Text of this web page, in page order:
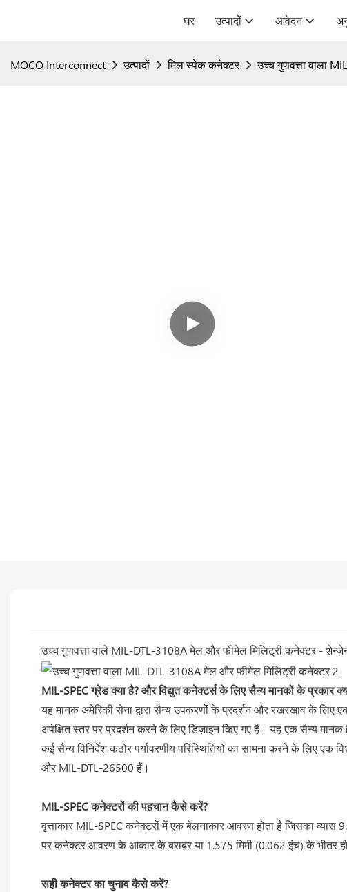
घर उत्पादों आवेदन
MOCO Interconnect उत्पादों मिल स्पेक कनेक्टर उच्च गुणवत्ता वाला
उच्च गुणवत्ता वाले MIL-DTL-3108A मेल और फीमेल मिलिट्री कनेक्टर -
MIL-SPEC ग्रेड क्या है? और विद्युत कनेक्टर्स के लिए सैन्य मानकों के प्रकार
यह मानक अमेरिकी सेना द्वारा सैन्य उपकरणों के प्रदर्शन और रखरखाव के लिए
अपेक्षित स्तर पर प्रदर्शन करने के लिए डिज़ाइन किए गए हैं। यह एक सैन्य मानक
कई सैन्य विनिर्देश कठोर पर्यावरणीय परिस्थितियों का सामना करने के लिए
और MIL-DTL-26500 हैं।
MIL-SPEC कनेक्टरों की पहचान कैसे करें?
वृत्ताकार MIL-SPEC कनेक्टरों में एक बेलनाकार आवरण होता है जिसका
पर कनेक्टर आवरण के आकार के बराबर या 1.575 मिमी (0.062 इंच) के भीतर
सही कनेक्टर का चुनाव कैसे करें?